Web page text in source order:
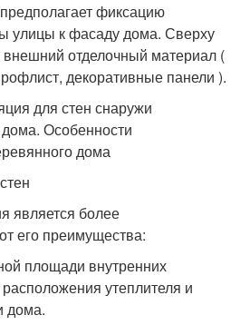
фиксацию
улицы к фасаду дома. Сверху
внешний отделочный материал (
декоративные панели ).
является более
его преимущества:
площади внутренних
утеплителя и
дома.